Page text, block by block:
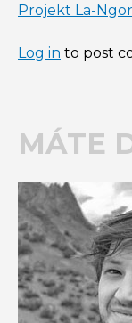
Projekt La-
Log in to post
MÁTE